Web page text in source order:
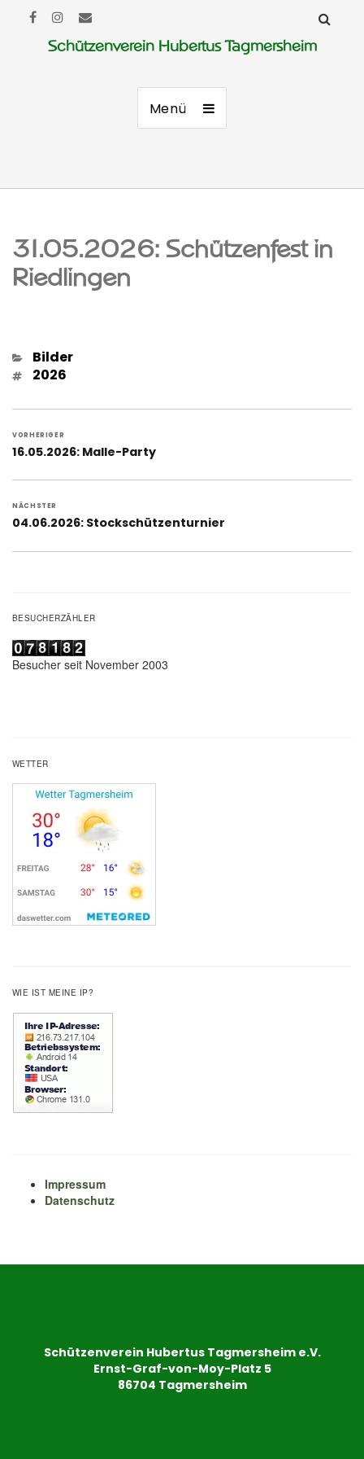
Schützenverein Hubertus Tagmersheim
Menü
31.05.2026: Schützenfest in
Riedlingen
Kategorien
Bilder
Schlagwörter
2026
VORHERIGER
Vorheriger
16.05.2026: Malle-Party
NÄCHSTER
Nächster
04.06.2026: Stockschützenturnier
BESUCHERZÄHLER
Besucher seit November 2003
WETTER
WIE IST MEINE IP?
Impressum
Datenschutz
Schützenverein Hubertus Tagmersheim e.V.
Ernst-Graf-von-Moy-Platz 5
86704 Tagmersheim